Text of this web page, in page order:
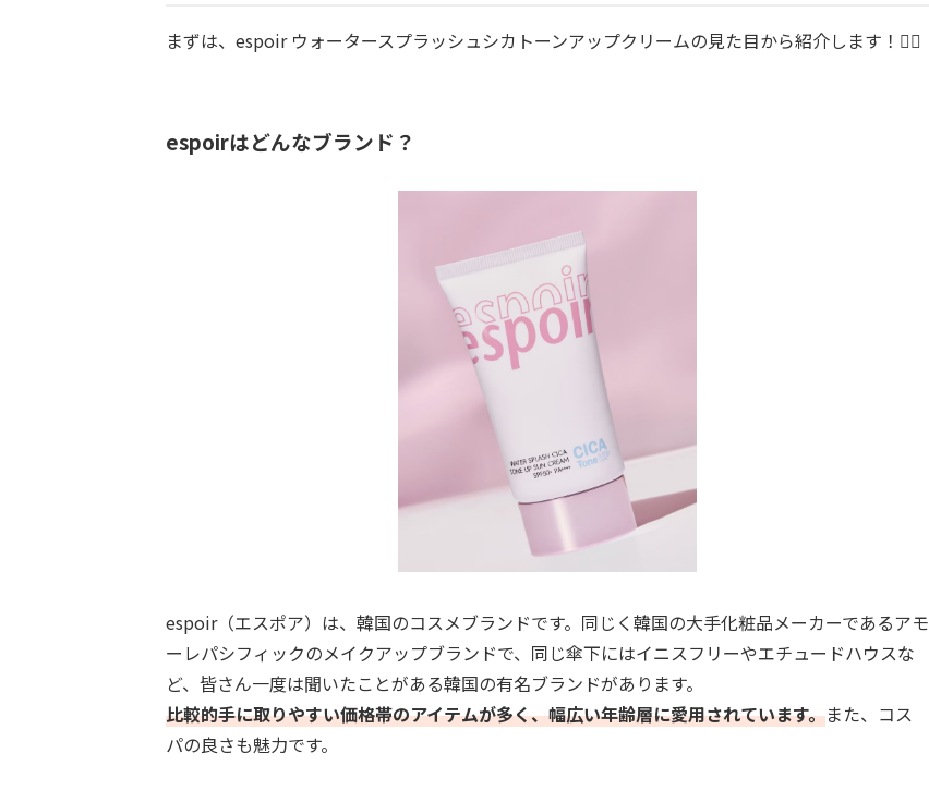
まずは、espoir ウォータースプラッシュシカトーンアップクリームの見た目から紹介します！💁‍♀️
espoirはどんなブランド？
espoir（エスポア）は、韓国のコスメブランドです。同じく韓国の大手化粧品メーカーであるアモ
ーレパシフィックのメイクアップブランドで、同じ傘下にはイニスフリーやエチュードハウスな
ど、皆さん一度は聞いたことがある韓国の有名ブランドがあります。
比較的手に取りやすい価格帯のアイテムが多く、幅広い年齢層に愛用されています。また、コス
パの良さも魅力です。